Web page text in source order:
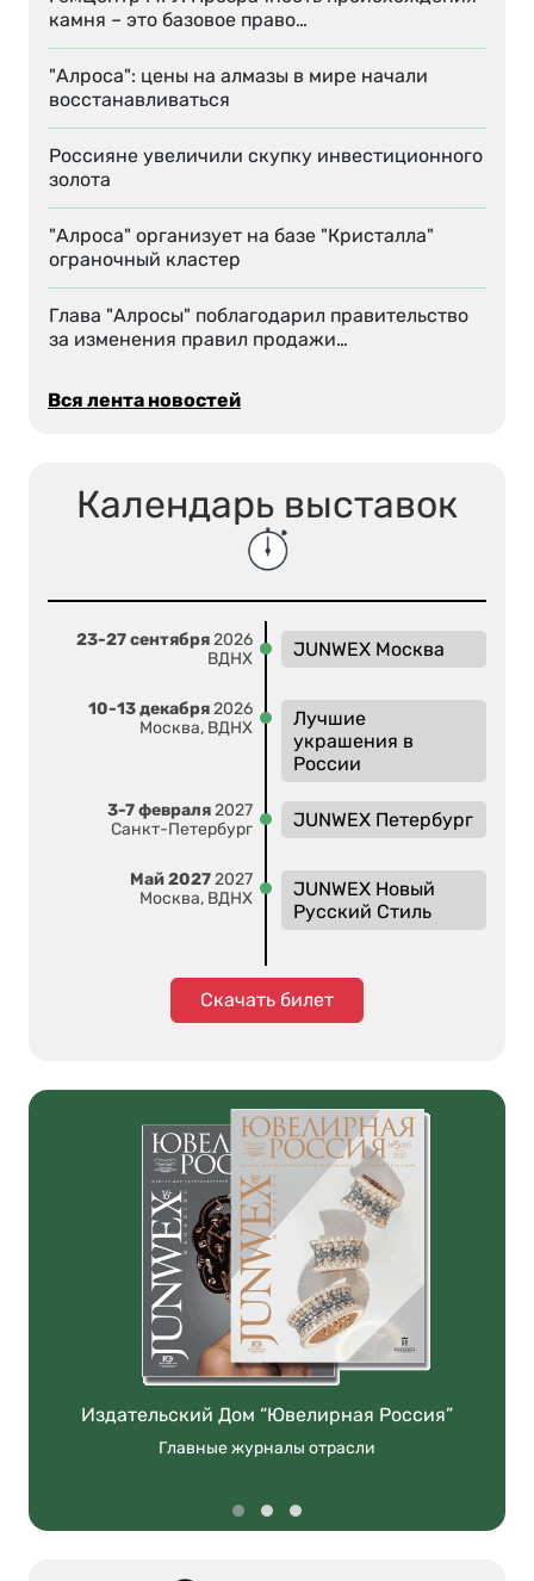
камня – это базовое право…
"Алроса": цены на алмазы в мире начали
восстанавливаться
Россияне увеличили скупку инвестиционного
золота
"Алроса" организует на базе "Кристалла"
ограночный кластер
Глава "Алросы" поблагодарил правительство
за изменения правил продажи…
Вся лента новостей
Календарь выставок
23-27 сентября2026
ВДНХ
JUNWEX Москва
10-13 декабря2026
Москва, ВДНХ
Лучшие
украшения в
России
3-7 февраля2027
Санкт-Петербург
JUNWEX Петербург
Май 20272027
Москва, ВДНХ
JUNWEX Новый
Русский Стиль
Скачать билет
Издательский Дом “Ювелирная Россия”
Главные журналы отрасли